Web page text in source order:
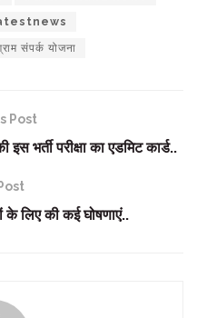
संपर्क योजना
Post
भर्ती परीक्षा का एडमिट कार्ड..
के लिए की कई घोषणाएं..